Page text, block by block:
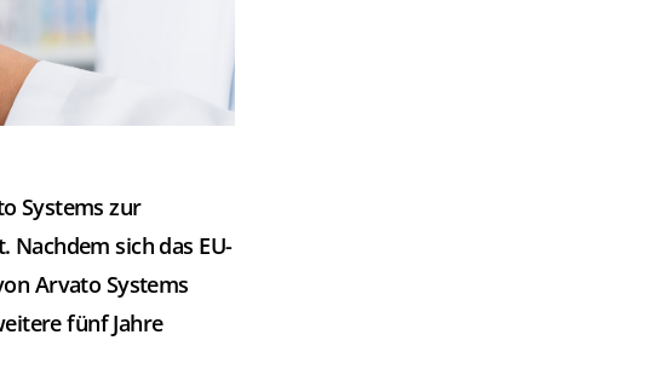
Systems zur
sich das EU-
Arvato Systems
fünf Jahre